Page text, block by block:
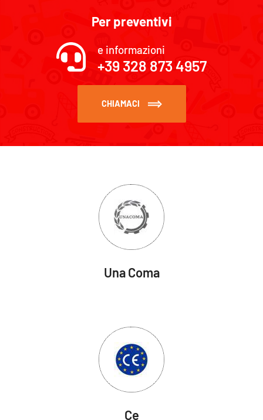
Per preventivi
e informazioni
+39 328 873 4957
CHIAMACI
Una Coma
Ce